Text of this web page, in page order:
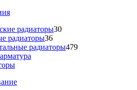
радиаторы30
радиаторы36
радиаторы479